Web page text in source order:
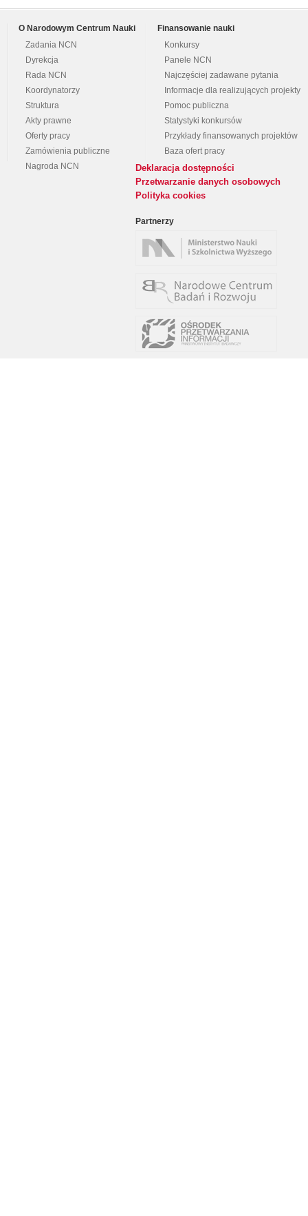
O Narodowym Centrum Nauki
Zadania NCN
Dyrekcja
Rada NCN
Koordynatorzy
Struktura
Akty prawne
Oferty pracy
Zamówienia publiczne
Nagroda NCN
Finansowanie nauki
Konkursy
Panele NCN
Najczęściej zadawane pytania
Informacje dla realizujących projekty
Pomoc publiczna
Statystyki konkursów
Przykłady finansowanych projektów
Baza ofert pracy
Deklaracja dostępności
Przetwarzanie danych osobowych
Polityka cookies
Partnerzy